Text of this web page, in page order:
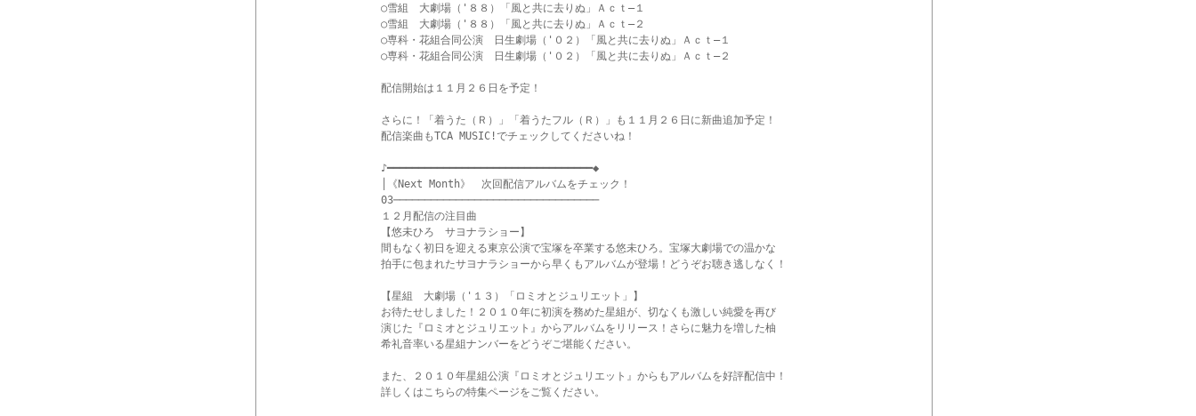
○雪組　大劇場（'８８）「風と共に去りぬ」Ａｃｔ―１
○雪組　大劇場（'８８）「風と共に去りぬ」Ａｃｔ―２
○専科・花組合同公演　日生劇場（'０２）「風と共に去りぬ」Ａｃｔ―１
○専科・花組合同公演　日生劇場（'０２）「風と共に去りぬ」Ａｃｔ―２
配信開始は１１月２６日を予定！
さらに！「着うた（Ｒ）」「着うたフル（Ｒ）」も１１月２６日に新曲追加予定！
配信楽曲もTCA MUSIC!でチェックしてくださいね！
♪━━━━━━━━━━━━━━━━━━━━━━━━━━━━━━━━━◆
│《Next Month》　次回配信アルバムをチェック！
03─────────────────────────────────
１２月配信の注目曲
【悠未ひろ　サヨナラショー】
間もなく初日を迎える東京公演で宝塚を卒業する悠未ひろ。宝塚大劇場での温かな
拍手に包まれたサヨナラショーから早くもアルバムが登場！どうぞお聴き逃しなく！
【星組　大劇場（'１３）「ロミオとジュリエット」】
お待たせしました！２０１０年に初演を務めた星組が、切なくも激しい純愛を再び
演じた『ロミオとジュリエット』からアルバムをリリース！さらに魅力を増した柚
希礼音率いる星組ナンバーをどうぞご堪能ください。
また、２０１０年星組公演『ロミオとジュリエット』からもアルバムを好評配信中！
詳しくはこちらの特集ページをご覧ください。